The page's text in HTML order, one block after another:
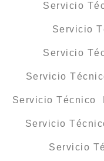
Servicio
Servicio
Servicio
Servicio
Servicio Técnico
Servicio
Servicio